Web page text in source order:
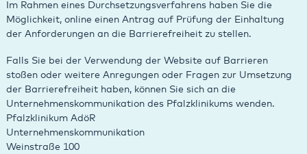
Im Rahmen eines Durchsetzungsverfahrens haben Sie die
Möglichkeit, online einen Antrag auf Prüfung der Einhaltung
der Anforderungen an die Barrierefreiheit zu stellen.
Falls Sie bei der Verwendung der Website auf Barrieren
stoßen oder weitere Anregungen oder Fragen zur Umsetzung
der Barrierefreiheit haben, können Sie sich an die
Unternehmenskommunikation des Pfalzklinikums wenden.
Pfalzklinikum AdöR
Unternehmenskommunikation
Weinstraße 100